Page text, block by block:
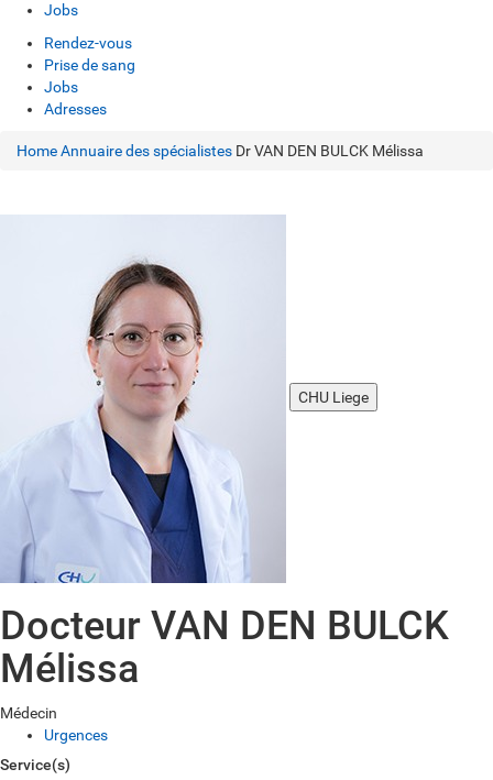
Jobs
Rendez-vous
Prise de sang
Jobs
Adresses
HomeAnnuaire des spécialistes Dr VAN DEN BULCK Mélissa
CHU Liege
Docteur VAN DEN BULCK
Mélissa
Médecin
Urgences
Service(s)